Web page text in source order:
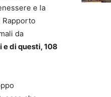
e la
Rapporto
da
e di questi, 108